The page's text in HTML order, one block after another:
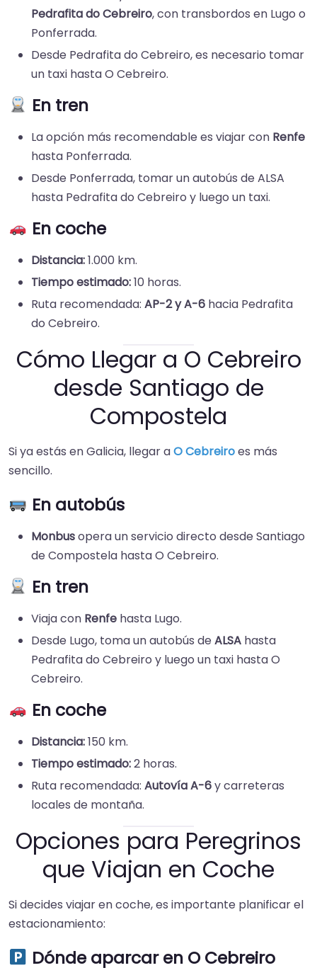
Pedrafita do Cebreiro, con transbordos en Lugo o
Ponferrada.
Desde Pedrafita do Cebreiro, es necesario tomar
un taxi hasta O Cebreiro.
En tren
La opción más recomendable es viajar con Renfe
hasta Ponferrada.
Desde Ponferrada, tomar un autobús de ALSA
hasta Pedrafita do Cebreiro y luego un taxi.
En coche
Distancia:1.000 km.
Tiempo estimado:10 horas.
Ruta recomendada: AP-2 y A-6 hacia Pedrafita
do Cebreiro.
Cómo Llegar a O Cebreiro
desde Santiago de
Compostela
Si ya estás en Galicia, llegar aO Cebreiroes más
sencillo.
En autobús
Monbusopera un servicio directo desde Santiago
de Compostela hasta O Cebreiro.
En tren
Viaja con Renfe hasta Lugo.
Desde Lugo, toma un autobús de ALSA hasta
Pedrafita do Cebreiro y luego un taxi hasta O
Cebreiro.
En coche
Distancia:150 km.
Tiempo estimado:2 horas.
Ruta recomendada: Autovía A-6y carreteras
locales de montaña.
Opciones para Peregrinos
que Viajan en Coche
Si decides viajar en coche, es importante planificar el
estacionamiento:
Dónde aparcar en O Cebreiro